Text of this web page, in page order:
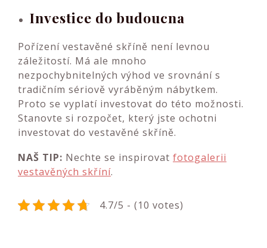
Investice do budoucna
Pořízení vestavěné skříně není levnou
záležitostí. Má ale mnoho
nezpochybnitelných výhod ve srovnání s
tradičním sériově vyráběným nábytkem.
Proto se vyplatí investovat do této možnosti.
Stanovte si rozpočet, který jste ochotni
investovat do vestavěné skříně.
NAŠ TIP: Nechte se inspirovat fotogalerii
vestavěných skříní.
4.7/5 - (10 votes)